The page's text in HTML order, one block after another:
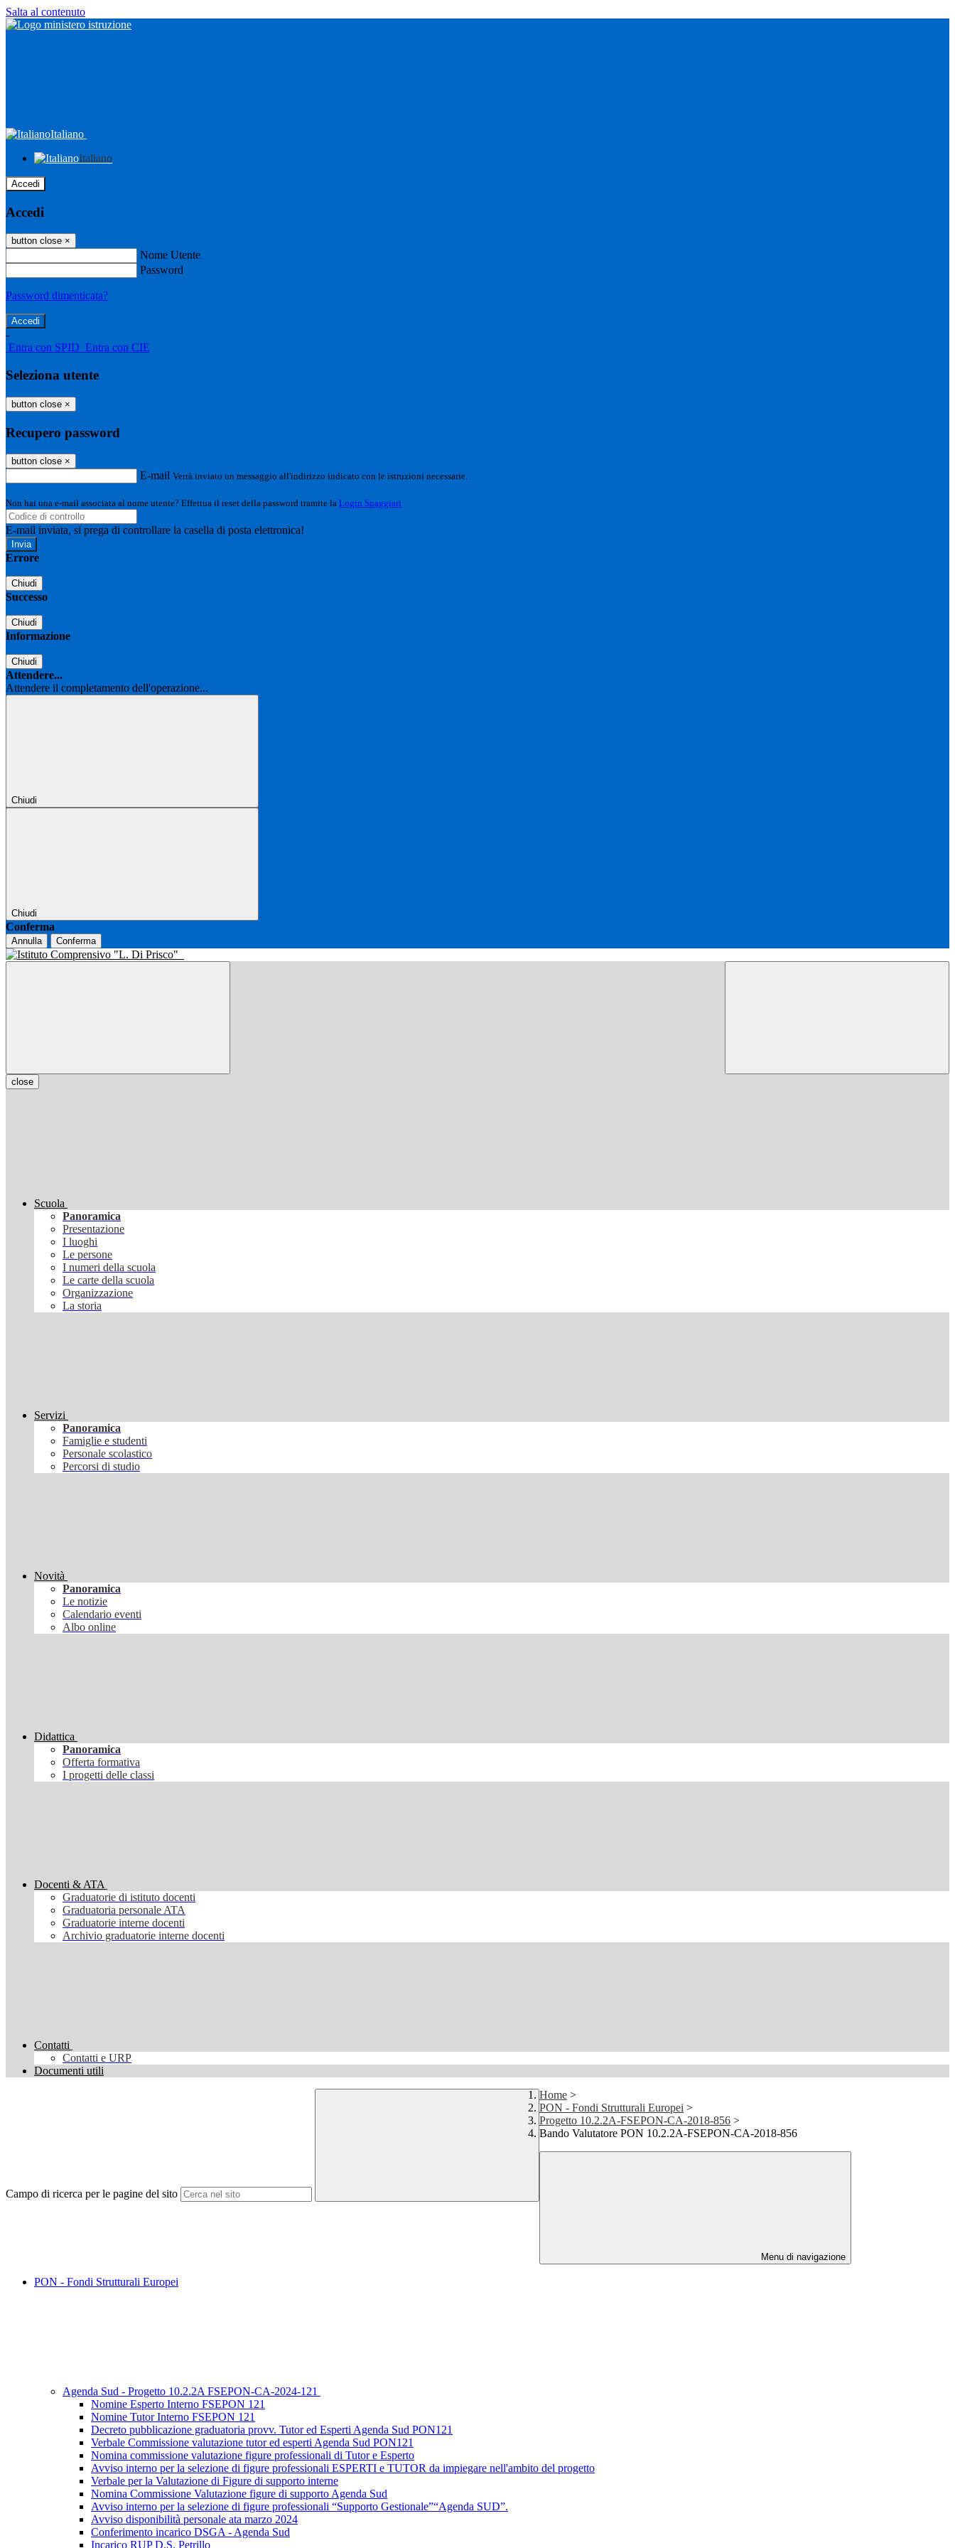
Salta al contenuto
Italiano
Italiano
Accedi
Accedi
button close ×
Nome Utente
Password
Password dimenticata?
-
Entra con SPID Entra con CIE
Seleziona utente
button close ×
Recupero password
button close ×
E-mail Verrà inviato un messaggio all'indirizzo indicato con le istruzioni necessarie.
Non hai una e-mail associata al nome utente? Effettua il reset della password tramite la Login Spaggiari
E-mail inviata, si prega di controllare la casella di posta elettronica!
Errore
Chiudi
Successo
Chiudi
Informazione
Chiudi
Attendere...
Attendere il completamento dell'operazione...
Chiudi
Chiudi
Conferma
Annulla Conferma
close
Scuola
Panoramica
Presentazione
I luoghi
Le persone
I numeri della scuola
Le carte della scuola
Organizzazione
La storia
Servizi
Panoramica
Famiglie e studenti
Personale scolastico
Percorsi di studio
Novità
Panoramica
Le notizie
Calendario eventi
Albo online
Didattica
Panoramica
Offerta formativa
I progetti delle classi
Docenti & ATA
Graduatorie di istituto docenti
Graduatoria personale ATA
Graduatorie interne docenti
Archivio graduatorie interne docenti
Contatti
Contatti e URP
Documenti utili
Campo di ricerca per le pagine del sito
Home >
PON - Fondi Strutturali Europei >
Progetto 10.2.2A-FSEPON-CA-2018-856 >
Bando Valutatore PON 10.2.2A-FSEPON-CA-2018-856
Menu di navigazione
PON - Fondi Strutturali Europei
Agenda Sud - Progetto 10.2.2A FSEPON-CA-2024-121
Nomine Esperto Interno FSEPON 121
Nomine Tutor Interno FSEPON 121
Decreto pubblicazione graduatoria provv. Tutor ed Esperti Agenda Sud PON121
Verbale Commissione valutazione tutor ed esperti Agenda Sud PON121
Nomina commissione valutazione figure professionali di Tutor e Esperto
Avviso interno per la selezione di figure professionali ESPERTI e TUTOR da impiegare nell'ambito del progetto
Verbale per la Valutazione di Figure di supporto interne
Nomina Commissione Valutazione figure di supporto Agenda Sud
Avviso interno per la selezione di figure professionali “Supporto Gestionale”“Agenda SUD”.
Avviso disponibilità personale ata marzo 2024
Conferimento incarico DSGA - Agenda Sud
Incarico RUP D.S. Petrillo